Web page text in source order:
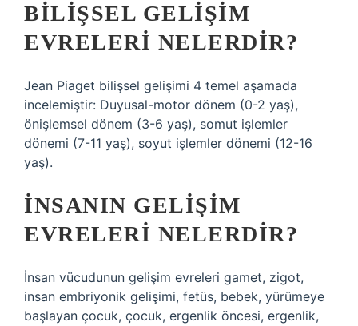
BILIŞSEL GELIŞIM
EVRELERI NELERDIR?
Jean Piaget bilişsel gelişimi 4 temel aşamada
incelemiştir: Duyusal-motor dönem (0-2 yaş),
önişlemsel dönem (3-6 yaş), somut işlemler
dönemi (7-11 yaş), soyut işlemler dönemi (12-16
yaş).
İNSANIN GELIŞIM
EVRELERI NELERDIR?
İnsan vücudunun gelişim evreleri gamet, zigot,
insan embriyonik gelişimi, fetüs, bebek, yürümeye
başlayan çocuk, çocuk, ergenlik öncesi, ergenlik,